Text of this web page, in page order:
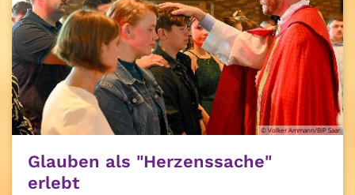
© Volker Ammann/BIP Saar
Glauben als "Herzenssache"
erlebt